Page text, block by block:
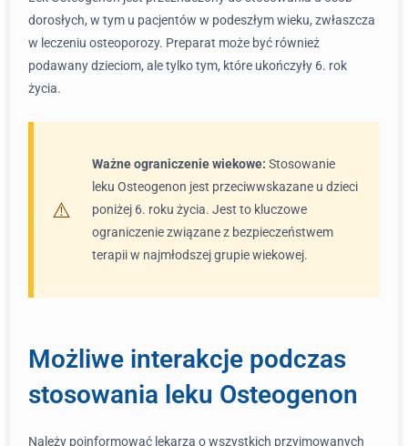
dorosłych, w tym u pacjentów w podeszłym wieku, zwłaszcza
w leczeniu osteoporozy. Preparat może być również
podawany dzieciom, ale tylko tym, które ukończyły 6. rok
życia.
Ważne ograniczenie wiekowe: Stosowanie
leku Osteogenon jest przeciwwskazane u dzieci
poniżej 6. roku życia. Jest to kluczowe
ograniczenie związane z bezpieczeństwem
terapii w najmłodszej grupie wiekowej.
Możliwe interakcje podczas
stosowania leku Osteogenon
Należy poinformować lekarza o wszystkich przyjmowanych